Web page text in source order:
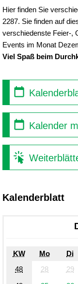
Hier finden Sie
2287. Sie finden auf
verschiedenste Feier-,
Events im Monat
Viel Spaß beim
Kalender
Kalenderblatt
KW Mo Di
48
28 29